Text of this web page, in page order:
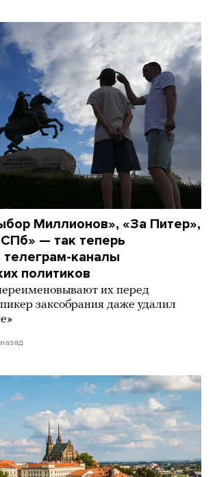
Миллионов», «За Питер»,
— так теперь
телеграм-каналы
политиков
их перед
заксобрания даже удалил